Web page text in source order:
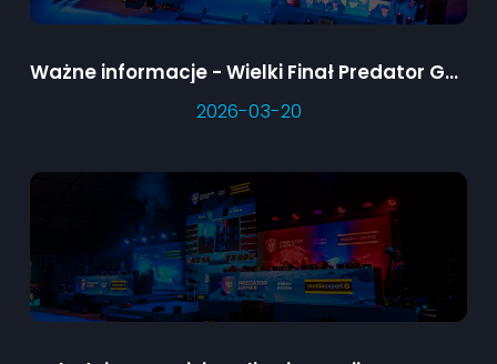
Ważne informacje - Wielki Finał Predator Games
2026-03-20